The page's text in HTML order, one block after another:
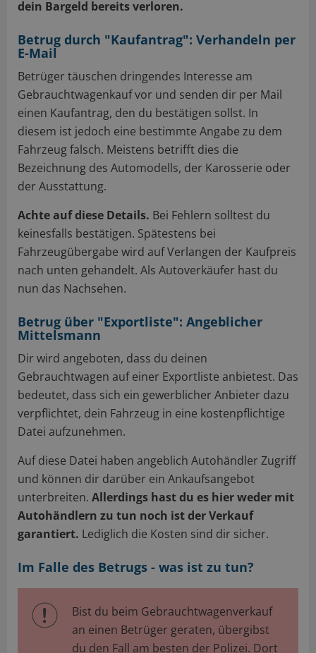
dein Bargeld bereits verloren.
Betrug durch "Kaufantrag": Verhandeln per
E-Mail
Betrüger täuschen dringendes Interesse am
Gebrauchtwagenkauf vor und senden dir per Mail
einen Kaufantrag, den du bestätigen sollst. In
diesem ist jedoch eine bestimmte Angabe zu dem
Fahrzeug falsch. Meistens betrifft dies die
Bezeichnung des Automodells, der Karosserie oder
der Ausstattung.
Achte auf diese Details. Bei Fehlern solltest du
keinesfalls bestätigen. Spätestens bei
Fahrzeugübergabe wird auf Verlangen der Kaufpreis
nach unten gehandelt. Als Autoverkäufer hast du
nun das Nachsehen.
Betrug über "Exportliste": Angeblicher
Mittelsmann
Dir wird angeboten, dass du deinen
Gebrauchtwagen auf einer Exportliste anbietest. Das
bedeutet, dass sich ein gewerblicher Anbieter dazu
verpflichtet, dein Fahrzeug in eine kostenpflichtige
Datei aufzunehmen.
Auf diese Datei haben angeblich Autohändler Zugriff
und können dir darüber ein Ankaufsangebot
unterbreiten. Allerdings hast du es hier weder mit
Autohändlern zu tun noch ist der Verkauf
garantiert. Lediglich die Kosten sind dir sicher.
Im Falle des Betrugs - was ist zu tun?
Bist du beim Gebrauchtwagenverkauf
an einen Betrüger geraten, übergibst
du den Fall am besten der Polizei. Dort